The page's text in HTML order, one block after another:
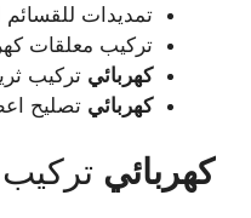
تمديدات للقسائم
تركيب معلقات
كهربائي تركيب
كهربائي تصليح
كهربائي